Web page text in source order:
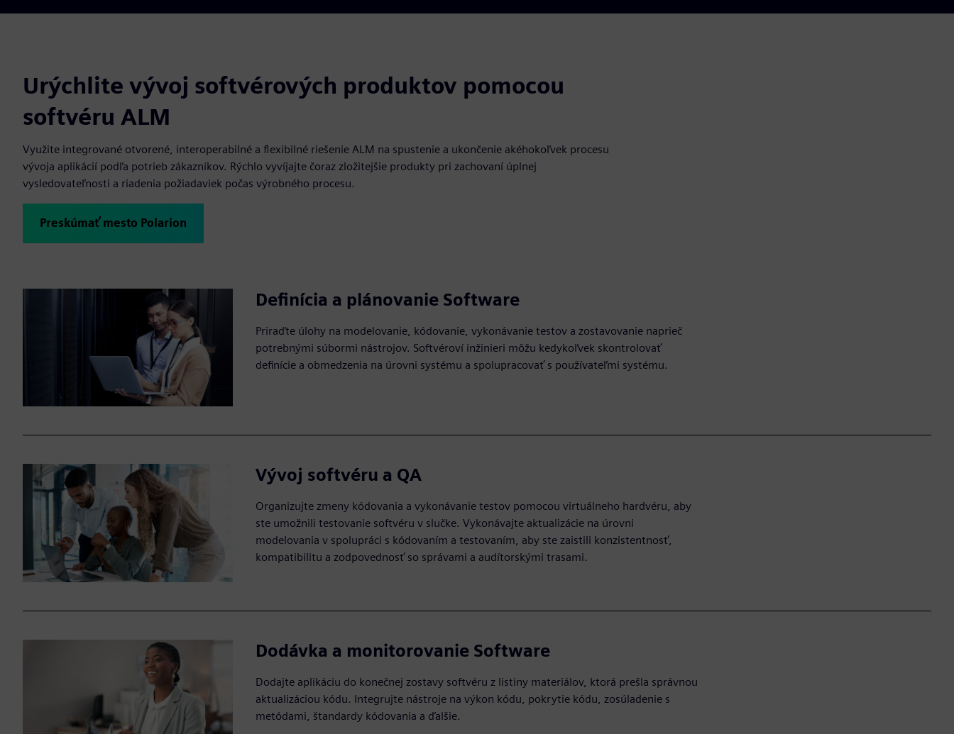
Urýchlite vývoj softvérových produktov pomocou
softvéru ALM
Využite integrované otvorené, interoperabilné a flexibilné riešenie ALM na spustenie a ukončenie akéhokoľvek procesu
vývoja aplikácií podľa potrieb zákazníkov. Rýchlo vyvíjajte čoraz zložitejšie produkty pri zachovaní úplnej
vysledovateľnosti a riadenia požiadaviek počas výrobného procesu.
Preskúmať mesto Polarion
Definícia a plánovanie Software
Priraďte úlohy na modelovanie, kódovanie, vykonávanie testov a zostavovanie naprieč
potrebnými súbormi nástrojov. Softvéroví inžinieri môžu kedykoľvek skontrolovať
definície a obmedzenia na úrovni systému a spolupracovať s používateľmi systému.
Vývoj softvéru a QA
Organizujte zmeny kódovania a vykonávanie testov pomocou virtuálneho hardvéru, aby
ste umožnili testovanie softvéru v slučke. Vykonávajte aktualizácie na úrovni
modelovania v spolupráci s kódovaním a testovaním, aby ste zaistili konzistentnosť,
kompatibilitu a zodpovednosť so správami a audítorskými trasami.
Dodávka a monitorovanie Software
Dodajte aplikáciu do konečnej zostavy softvéru z listiny materiálov, ktorá prešla správnou
aktualizáciou kódu. Integrujte nástroje na výkon kódu, pokrytie kódu, zosúladenie s
metódami, štandardy kódovania a ďalšie.